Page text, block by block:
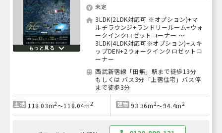
もっと見る
未定
3LDK(2LDK対応可 ※オプション)+マ
ルチラウンジ+ランドリールーム+ウォ
ークインクロゼットコーナー ～
3LDK(4LDK対応可※オプション)+スキ
ップDEN+2ウォークインクロゼットコ
ーナー
西武新宿線「田無」駅まで徒歩13分
もしくは バス3分「上宿住宅」バス停
まで徒歩3分
土地 118.03m2～118.04m2 建物 93.36m2～94.4m2